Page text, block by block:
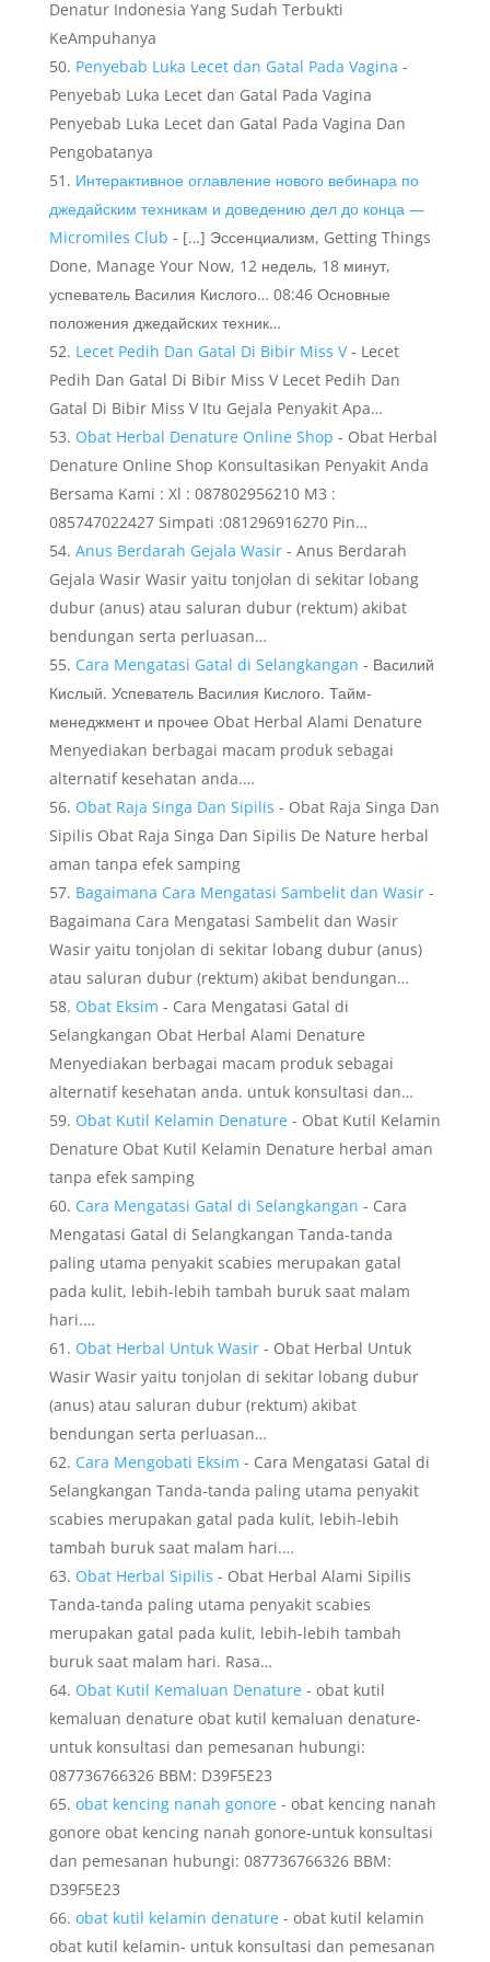
Denatur Indonesia Yang Sudah Terbukti
KeAmpuhanya
Penyebab Luka Lecet dan Gatal Pada Vagina -
Penyebab Luka Lecet dan Gatal Pada Vagina
Penyebab Luka Lecet dan Gatal Pada Vagina Dan
Pengobatanya
Интерактивное оглавление нового вебинара по
джедайским техникам и доведению дел до конца —
Micromiles Club - […] Эссенциализм, Getting Things
Done, Manage Your Now, 12 недель, 18 минут,
успеватель Василия Кислого… 08:46 Основные
положения джедайских техник…
Lecet Pedih Dan Gatal Di Bibir Miss V- Lecet
Pedih Dan Gatal Di Bibir Miss V Lecet Pedih Dan
Gatal Di Bibir Miss V Itu Gejala Penyakit Apa…
Obat Herbal Denature Online Shop - Obat Herbal
Denature Online Shop Konsultasikan Penyakit Anda
Bersama Kami : Xl : 087802956210 M3 :
085747022427 Simpati :081296916270 Pin…
Anus Berdarah Gejala Wasir- Anus Berdarah
Gejala Wasir Wasir yaitu tonjolan di sekitar lobang
dubur (anus) atau saluran dubur (rektum) akibat
bendungan serta perluasan…
Cara Mengatasi Gatal di Selangkangan - Василий
Кислый. Успеватель Василия Кислого. Тайм-
менеджмент и прочее Obat Herbal Alami Denature
Menyediakan berbagai macam produk sebagai
alternatif kesehatan anda.…
Obat Raja Singa Dan Sipilis - Obat Raja Singa Dan
Sipilis Obat Raja Singa Dan Sipilis De Nature herbal
aman tanpa efek samping
Bagaimana Cara Mengatasi Sambelit dan Wasir-
Bagaimana Cara Mengatasi Sambelit dan Wasir
Wasir yaitu tonjolan di sekitar lobang dubur (anus)
atau saluran dubur (rektum) akibat bendungan…
Obat Eksim - Cara Mengatasi Gatal di
Selangkangan Obat Herbal Alami Denature
Menyediakan berbagai macam produk sebagai
alternatif kesehatan anda. untuk konsultasi dan…
Obat Kutil Kelamin Denature- Obat Kutil Kelamin
Denature Obat Kutil Kelamin Denature herbal aman
tanpa efek samping
Cara Mengatasi Gatal di Selangkangan - Cara
Mengatasi Gatal di Selangkangan Tanda-tanda
paling utama penyakit scabies merupakan gatal
pada kulit, lebih-lebih tambah buruk saat malam
hari.…
Obat Herbal Untuk Wasir- Obat Herbal Untuk
Wasir Wasir yaitu tonjolan di sekitar lobang dubur
(anus) atau saluran dubur (rektum) akibat
bendungan serta perluasan…
Cara Mengobati Eksim - Cara Mengatasi Gatal di
Selangkangan Tanda-tanda paling utama penyakit
scabies merupakan gatal pada kulit, lebih-lebih
tambah buruk saat malam hari.…
Obat Herbal Sipilis - Obat Herbal Alami Sipilis
Tanda-tanda paling utama penyakit scabies
merupakan gatal pada kulit, lebih-lebih tambah
buruk saat malam hari. Rasa…
Obat Kutil Kemaluan Denature- obat kutil
kemaluan denature obat kutil kemaluan denature-
untuk konsultasi dan pemesanan hubungi:
087736766326 BBM: D39F5E23
obat kencing nanah gonore- obat kencing nanah
gonore obat kencing nanah gonore-untuk konsultasi
dan pemesanan hubungi: 087736766326 BBM:
D39F5E23
obat kutil kelamin denature- obat kutil kelamin
obat kutil kelamin- untuk konsultasi dan pemesanan